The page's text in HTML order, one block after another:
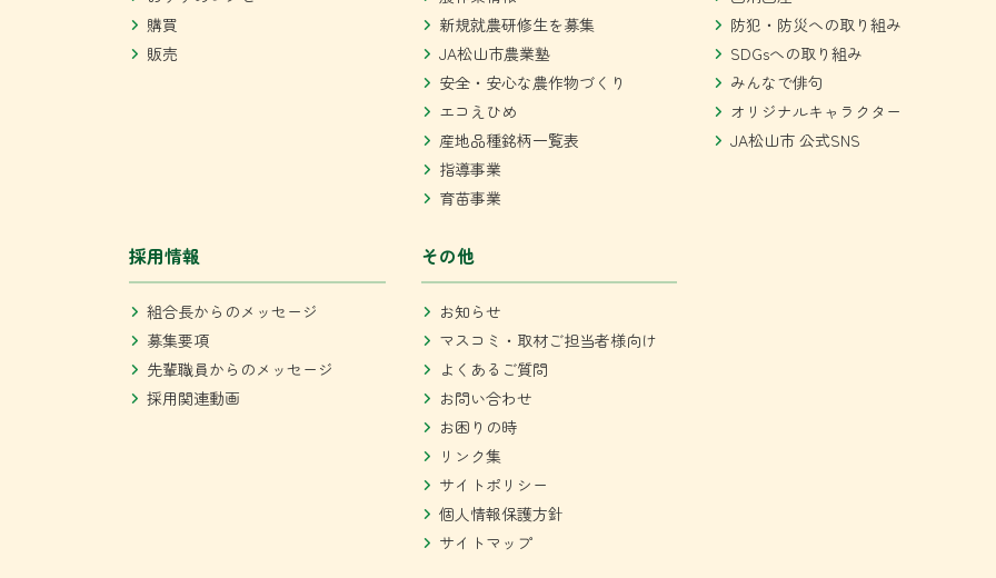
購買
販売
新規就農研修生を募集
JA松山市農業塾
安全・安心な農作物づくり
エコえひめ
産地品種銘柄一覧表
指導事業
育苗事業
防犯・防災への取り組み
SDGsへの取り組み
みんなで俳句
オリジナルキャラクター
JA松山市 公式SNS
採用情報
組合長からのメッセージ
募集要項
先輩職員からのメッセージ
採用関連動画
その他
お知らせ
マスコミ・取材ご担当者様向け
よくあるご質問
お問い合わせ
お困りの時
リンク集
サイトポリシー
個人情報保護方針
サイトマップ